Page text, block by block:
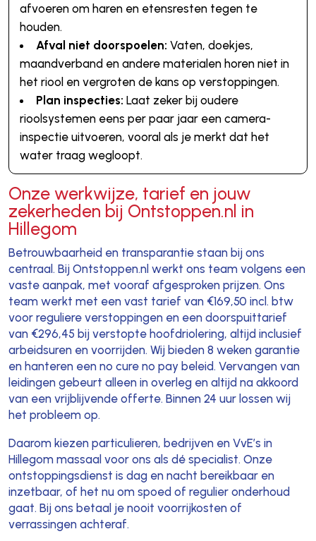
afvoeren om haren en etensresten tegen te
houden.
Afval niet doorspoelen: Vaten, doekjes,
maandverband en andere materialen horen niet in
het riool en vergroten de kans op verstoppingen.
Plan inspecties: Laat zeker bij oudere
rioolsystemen eens per paar jaar een camera-
inspectie uitvoeren, vooral als je merkt dat het
water traag wegloopt.
Onze werkwijze, tarief en jouw
zekerheden bij Ontstoppen.nl in
Hillegom
Betrouwbaarheid en transparantie staan bij ons
centraal. Bij Ontstoppen.nl werkt ons team volgens een
vaste aanpak, met vooraf afgesproken prijzen. Ons
team werkt met een vast tarief van €169,50 incl. btw
voor reguliere verstoppingen en een doorspuittarief
van €296,45 bij verstopte hoofdriolering, altijd inclusief
arbeidsuren en voorrijden. Wij bieden 8 weken garantie
en hanteren een no cure no pay beleid. Vervangen van
leidingen gebeurt alleen in overleg en altijd na akkoord
van een vrijblijvende offerte. Binnen 24 uur lossen wij
het probleem op.
Daarom kiezen particulieren, bedrijven en VvE’s in
Hillegom massaal voor ons als dé specialist. Onze
ontstoppingsdienst is dag en nacht bereikbaar en
inzetbaar, of het nu om spoed of regulier onderhoud
gaat. Bij ons betaal je nooit voorrijkosten of
verrassingen achteraf.